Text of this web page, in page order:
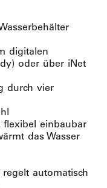
digitalen
oder über iNet
durch vier
flexibel einbaubar
das Wasser
automatisch